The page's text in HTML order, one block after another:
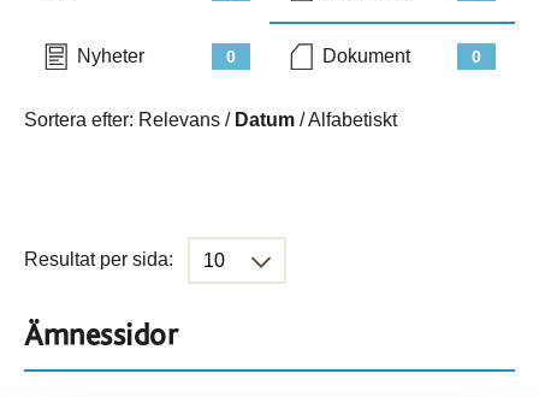
0
Nyheter 0
Dokument
Sortera efter: Relevans / Datum /Alfabetiskt
Resultat per sida:
Ämnessidor